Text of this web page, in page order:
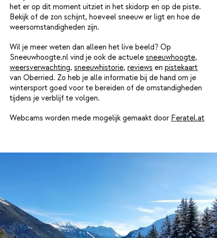
het er op dit moment uitziet in het skidorp en op de piste.
Bekijk of de zon schijnt, hoeveel sneeuw er ligt en hoe de
weersomstandigheden zijn.
Wil je meer weten dan alleen het live beeld? Op
Sneeuwhoogte.nl vind je ook de actuele sneeuwhoogte,
weersverwachting, sneeuwhistorie, reviews en pistekaart
van Oberried. Zo heb je alle informatie bij de hand om je
wintersport goed voor te bereiden of de omstandigheden
tijdens je verblijf te volgen.
Webcams worden mede mogelijk gemaakt door Feratel.at